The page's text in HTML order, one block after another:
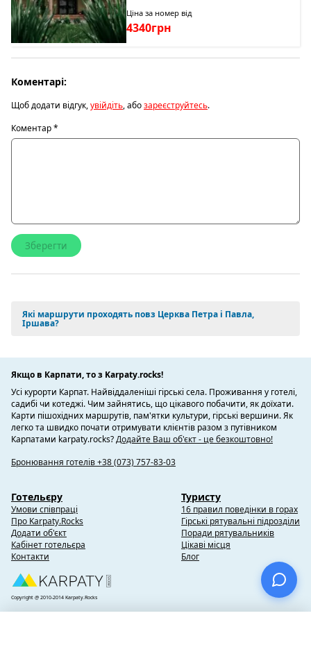
Ціна за номер від
4340грн
Коментарі:
Щоб додати відгук,увійдіть, абозареєструйтесь.
Коментар*
Які маршрути проходять повз Церква Петра і Павла,
Іршава?
Якщо в Карпати, то з Karpaty.rocks!
Усі курорти Карпат. Найвіддаленіші гірські села. Проживання у готелі,
садибі чи котеджі. Чим зайнятись, що цікавого побачити, як доїхати.
Карти пішохідних маршрутів, пам'ятки культури, гірські вершини. Як
легко та швидко почати отримувати клієнтів разом з путівником
Карпатами karpaty.rocks?Додайте Ваш об'єкт - це безкоштовно!
Бронювання готелів +38 (073) 757-83-03
Готельєру
Умови співпраці
Про Karpaty.Rocks
Додати об'єкт
Кабінет готельєра
Контакти
Туристу
16 правил поведінки в горах
Гірські рятувальні підрозділи
Поради рятувальників
Цікаві місця
Блог
Copyright @ 2010-2014 Karpaty.Rocks